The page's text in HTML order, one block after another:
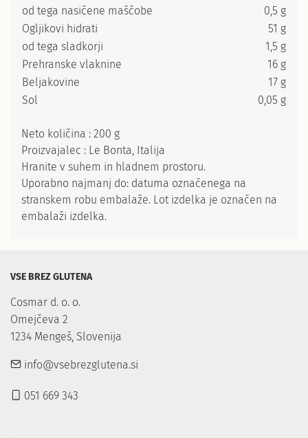
od tega nasičene maščobe
0,5 g
Ogljikovi hidrati
51 g
od tega sladkorji
1,5 g
Prehranske vlaknine
16 g
Beljakovine
17 g
Sol
0,05 g
Neto količina : 200 g
Proizvajalec : Le Bonta, Italija
Hranite v suhem in hladnem prostoru.
Uporabno najmanj do: datuma označenega na
stranskem robu embalaže. Lot izdelka je označen na
embalaži izdelka.
VSE BREZ GLUTENA
Cosmar d. o. o.
Omejčeva 2
1234 Mengeš, Slovenija
info@vsebrezglutena.si
051 669 343